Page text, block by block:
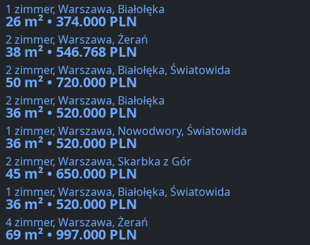
1 zimmer, Warszawa, Białołęka
26 m² • 374.000 PLN
2 zimmer, Warszawa, Żerań
38 m² • 546.768 PLN
2 zimmer, Warszawa, Białołęka, Światowida
50 m² • 720.000 PLN
2 zimmer, Warszawa, Białołęka
36 m² • 520.000 PLN
1 zimmer, Warszawa, Nowodwory, Światowida
36 m² • 520.000 PLN
2 zimmer, Warszawa, Skarbka z Gór
45 m² • 650.000 PLN
1 zimmer, Warszawa, Białołęka, Światowida
36 m² • 520.000 PLN
4 zimmer, Warszawa, Żerań
69 m² • 997.000 PLN